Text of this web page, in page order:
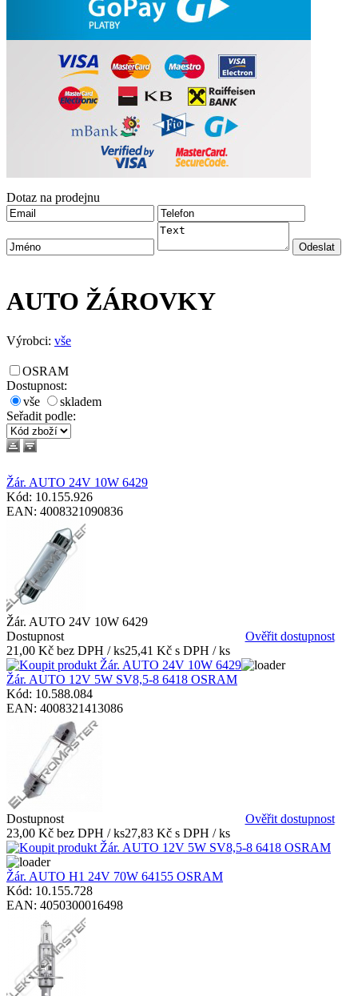
Dotaz na prodejnu
AUTO ŽÁROVKY
Výrobci: vše
OSRAM
Dostupnost:
vše
skladem
Seřadit podle:
Žár. AUTO 24V 10W 6429
Kód: 10.155.926
EAN: 4008321090836
Žár. AUTO 24V 10W 6429
Dostupnost
Ověřit dostupnost
21,00 Kč bez DPH / ks25,41 Kč s DPH / ks
Žár. AUTO 12V 5W SV8,5-8 6418 OSRAM
Kód: 10.588.084
EAN: 4008321413086
Dostupnost
Ověřit dostupnost
23,00 Kč bez DPH / ks27,83 Kč s DPH / ks
Žár. AUTO H1 24V 70W 64155 OSRAM
Kód: 10.155.728
EAN: 4050300016498